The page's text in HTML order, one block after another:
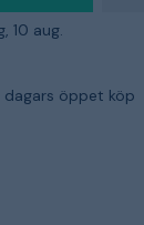
10 aug.
dagars öppet köp